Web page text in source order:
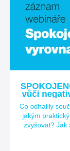
vůči
Co odhalily
jakým
zvyšovat? Jak